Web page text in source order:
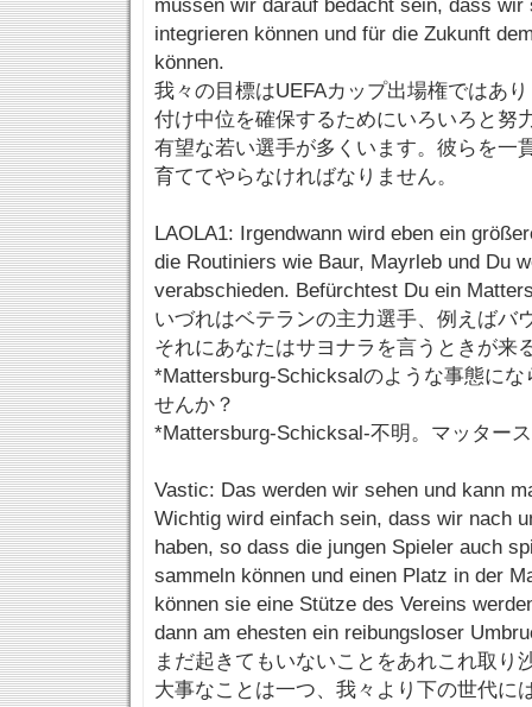
müssen wir darauf bedacht sein, dass
integrieren können und für die Zukunft
können.
我々の目標はUEFAカップ出場権ではあ
付け中位を確保するためにいろいろと努
有望な若い選手が多くいます。彼らを一
育ててやらなければなりません。
LAOLA1: Irgendwann wird eben ein
die Routiniers wie Baur, Mayrleb und Du
verabschieden. Befürchtest Du ein
いづれはベテランの主力選手、例えばバ
それにあなたはサヨナラを言うときが来
*Mattersburg-Schicksalのような事態に
せんか？
*Mattersburg-Schicksal-不明。マッター
Vastic: Das werden wir sehen und kann
Wichtig wird einfach sein, dass wir nach
haben, so dass die jungen Spieler auch
sammeln können und einen Platz in der
können sie eine Stütze des Vereins
dann am ehesten ein reibungsloser
まだ起きてもいないことをあれこれ取り
大事なことは一つ、我々より下の世代に